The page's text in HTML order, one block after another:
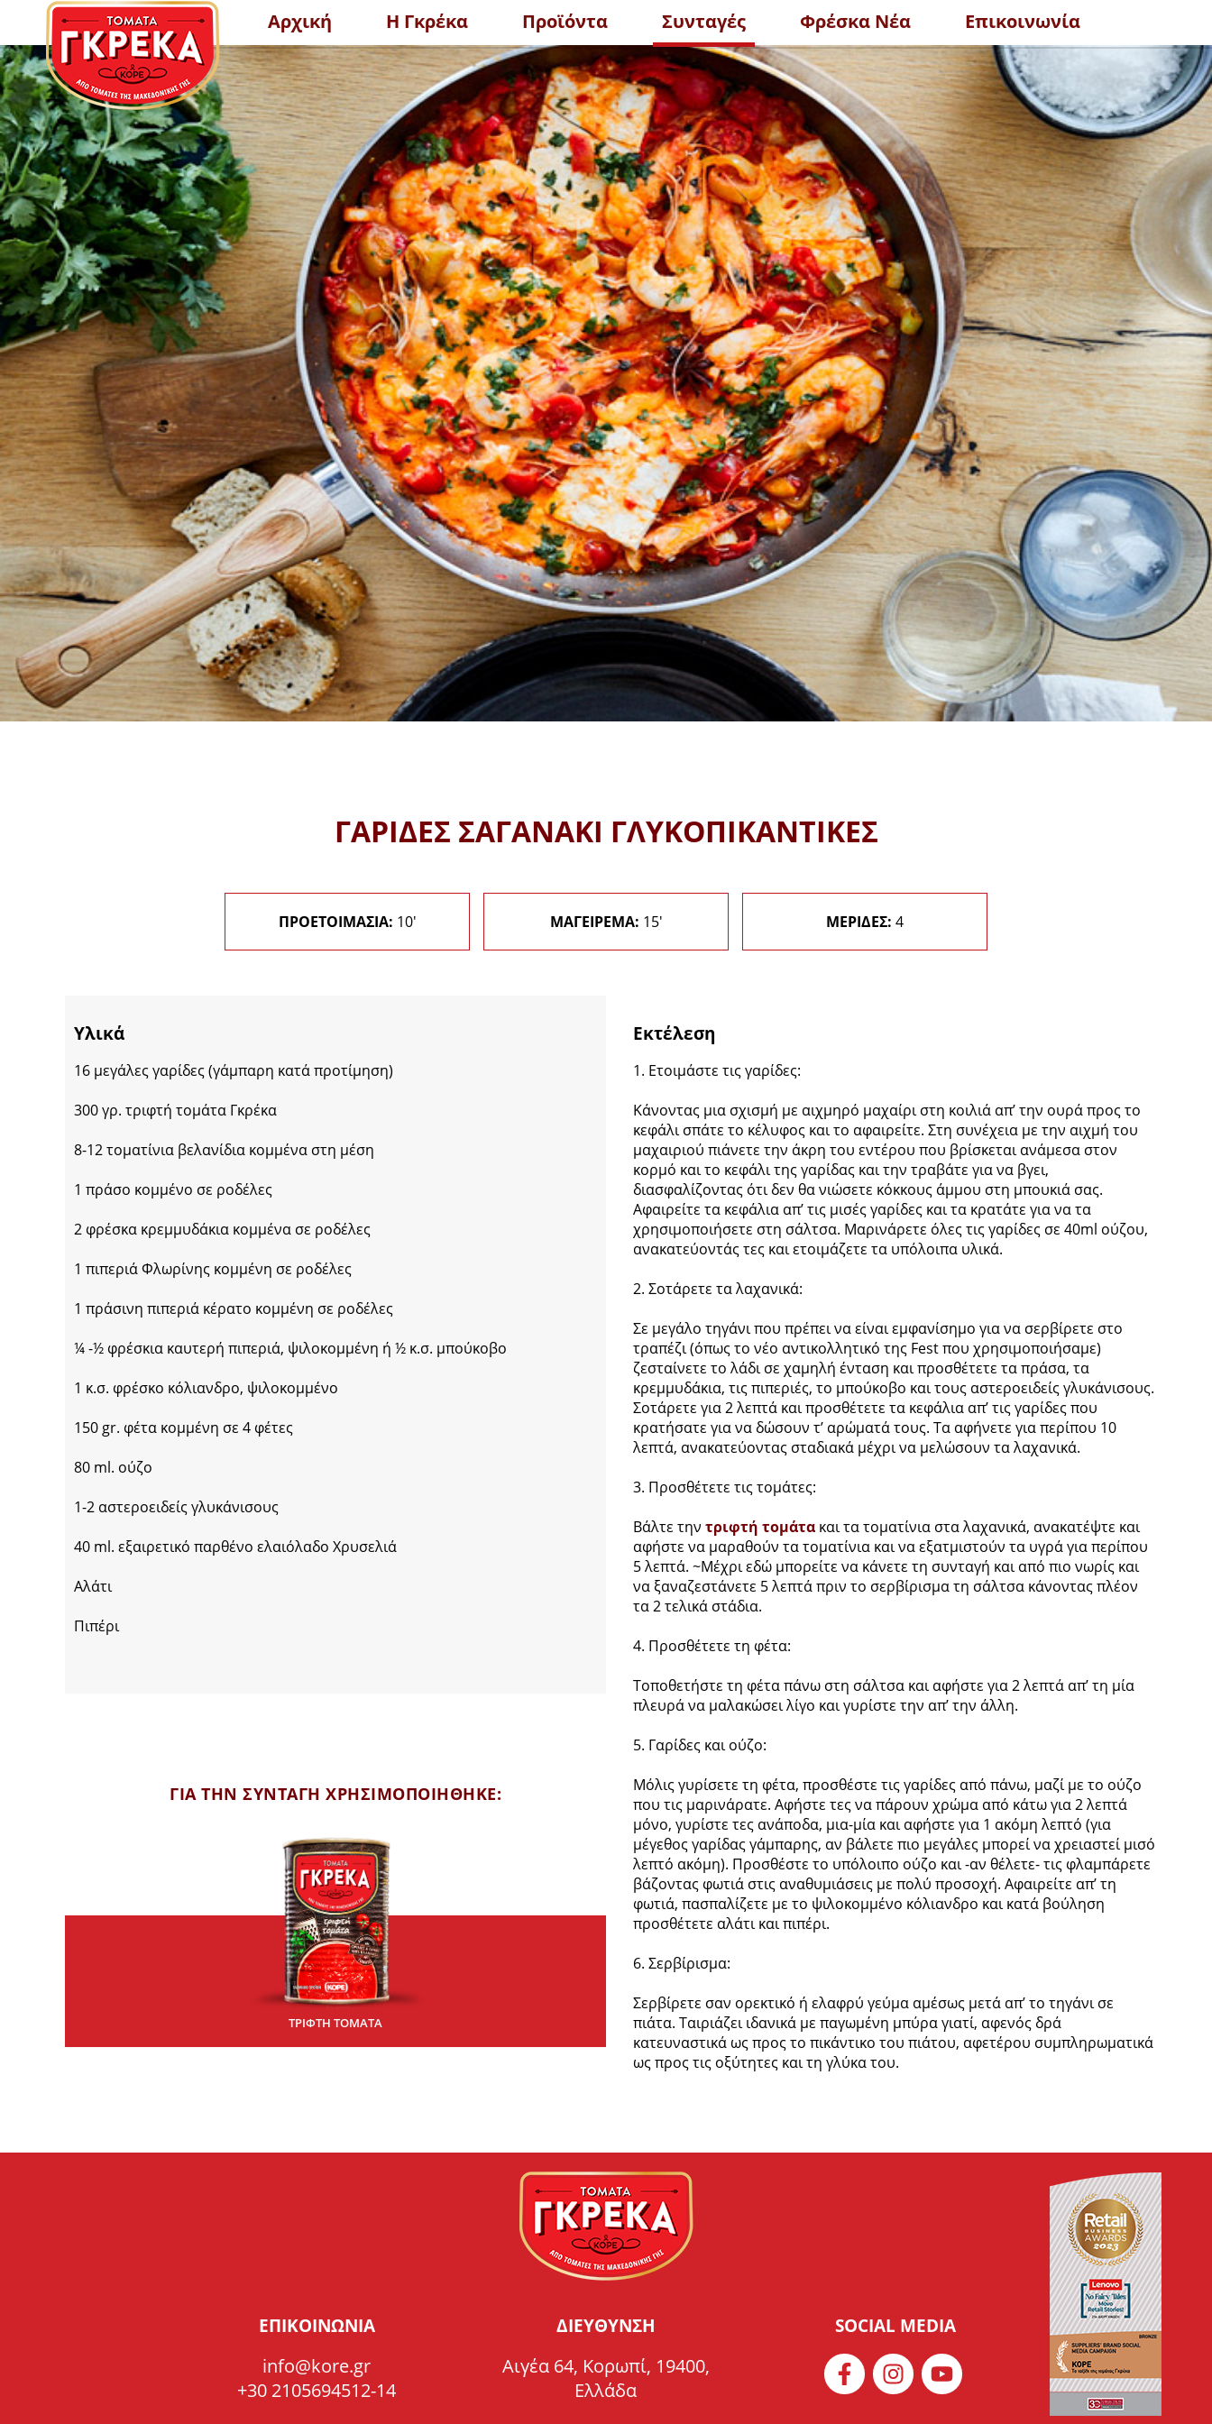
Αρχική Η Γκρέκα Προϊόντα Συνταγές Φρέσκα Νέα Επικοινωνία
ΕΛΑΦΡΑ ΣΥΜΠΥΚΝΩΜΕΝΟΣ
ΧΥΜΟΣ ΤΟΜΑΤΑΣ PASSATA
ΠΕΡΙΣΣΟΤΕΡΑ
ΨΙΧΑ ΤΟΜΑΤΑΣ POLPA
ΠΕΡΙΣΣΟΤΕΡΑ
ΤΟΜΑΤΟΠΟΛΤΟΣ
ΠΕΡΙΣΣΟΤΕΡΑ
ΔΕΙΤΕ ΤΑ ΟΛΑ
ΓΑΡΙΔΕΣ ΣΑΓΑΝΑΚΙ ΓΛΥΚΟΠΙΚΑΝΤΙΚΕΣ
ΠΡΟΕΤΟΙΜΑΣΙΑ: 10' ΜΑΓΕΙΡΕΜΑ: 15' ΜΕΡΙΔΕΣ: 4
Υλικά
16 μεγάλες γαρίδες (γάμπαρη κατά προτίμηση)
300 γρ. τριφτή τομάτα Γκρέκα
8-12 τοματίνια βελανίδια κομμένα στη μέση
1 πράσο κομμένο σε ροδέλες
2 φρέσκα κρεμμυδάκια κομμένα σε ροδέλες
1 πιπεριά Φλωρίνης κομμένη σε ροδέλες
1 πράσινη πιπεριά κέρατο κομμένη σε ροδέλες
¼ -½ φρέσκια καυτερή πιπεριά, ψιλοκομμένη ή ½ κ.σ. μπούκοβο
1 κ.σ. φρέσκο κόλιανδρο, ψιλοκομμένο
150 gr. φέτα κομμένη σε 4 φέτες
80 ml. ούζο
1-2 αστεροειδείς γλυκάνισους
40 ml. εξαιρετικό παρθένο ελαιόλαδο Χρυσελιά
Αλάτι
Πιπέρι
ΓΙΑ ΤΗΝ ΣΥΝΤΑΓΗ ΧΡΗΣΙΜΟΠΟΙΗΘΗΚΕ:
ΤΡΙΦΤΗ ΤΟΜΑΤΑ
Εκτέλεση
1. Ετοιμάστε τις γαρίδες:
Κάνοντας μια σχισμή με αιχμηρό μαχαίρι στη κοιλιά απ’ την ουρά προς το
κεφάλι σπάτε το κέλυφος και το αφαιρείτε. Στη συνέχεια με την αιχμή του
μαχαιριού πιάνετε την άκρη του εντέρου που βρίσκεται ανάμεσα στον
κορμό και το κεφάλι της γαρίδας και την τραβάτε για να βγει,
διασφαλίζοντας ότι δεν θα νιώσετε κόκκους άμμου στη μπουκιά σας.
Αφαιρείτε τα κεφάλια απ’ τις μισές γαρίδες και τα κρατάτε για να τα
χρησιμοποιήσετε στη σάλτσα. Μαρινάρετε όλες τις γαρίδες σε 40ml ούζου,
ανακατεύοντάς τες και ετοιμάζετε τα υπόλοιπα υλικά.
2. Σοτάρετε τα λαχανικά:
Σε μεγάλο τηγάνι που πρέπει να είναι εμφανίσημο για να σερβίρετε στο
τραπέζι (όπως το νέο αντικολλητικό της Fest που χρησιμοποιήσαμε)
ζεσταίνετε το λάδι σε χαμηλή ένταση και προσθέτετε τα πράσα, τα
κρεμμυδάκια, τις πιπεριές, το μπούκοβο και τους αστεροειδείς γλυκάνισους.
Σοτάρετε για 2 λεπτά και προσθέτετε τα κεφάλια απ’ τις γαρίδες που
κρατήσατε για να δώσουν τ’ αρώματά τους. Τα αφήνετε για περίπου 10
λεπτά, ανακατεύοντας σταδιακά μέχρι να μελώσουν τα λαχανικά.
3. Προσθέτετε τις τομάτες:
Βάλτε την τριφτή τομάτα και τα τοματίνια στα λαχανικά, ανακατέψτε και
αφήστε να μαραθούν τα τοματίνια και να εξατμιστούν τα υγρά για περίπου
5 λεπτά. ~Μέχρι εδώ μπορείτε να κάνετε τη συνταγή και από πιο νωρίς και
να ξαναζεστάνετε 5 λεπτά πριν το σερβίρισμα τη σάλτσα κάνοντας πλέον
τα 2 τελικά στάδια.
4. Προσθέτετε τη φέτα:
Τοποθετήστε τη φέτα πάνω στη σάλτσα και αφήστε για 2 λεπτά απ’ τη μία
πλευρά να μαλακώσει λίγο και γυρίστε την απ’ την άλλη.
5. Γαρίδες και ούζο:
Μόλις γυρίσετε τη φέτα, προσθέστε τις γαρίδες από πάνω, μαζί με το ούζο
που τις μαρινάρατε. Αφήστε τες να πάρουν χρώμα από κάτω για 2 λεπτά
μόνο, γυρίστε τες ανάποδα, μια-μία και αφήστε για 1 ακόμη λεπτό (για
μέγεθος γαρίδας γάμπαρης, αν βάλετε πιο μεγάλες μπορεί να χρειαστεί μισό
λεπτό ακόμη). Προσθέστε το υπόλοιπο ούζο και -αν θέλετε- τις φλαμπάρετε
βάζοντας φωτιά στις αναθυμιάσεις με πολύ προσοχή. Αφαιρείτε απ’ τη
φωτιά, πασπαλίζετε με το ψιλοκομμένο κόλιανδρο και κατά βούληση
προσθέτετε αλάτι και πιπέρι.
6. Σερβίρισμα:
Σερβίρετε σαν ορεκτικό ή ελαφρύ γεύμα αμέσως μετά απ’ το τηγάνι σε
πιάτα. Ταιριάζει ιδανικά με παγωμένη μπύρα γιατί, αφενός δρά
κατευναστικά ως προς το πικάντικο του πιάτου, αφετέρου συμπληρωματικά
ως προς τις οξύτητες και τη γλύκα του.
ΕΠΙΚΟΙΝΩΝΙΑ
info@kore.gr
+30 2105694512-14
ΔΙΕΥΘΥΝΣΗ
Αιγέα 64, Κορωπί, 19400,
Ελλάδα
SOCIAL MEDIA